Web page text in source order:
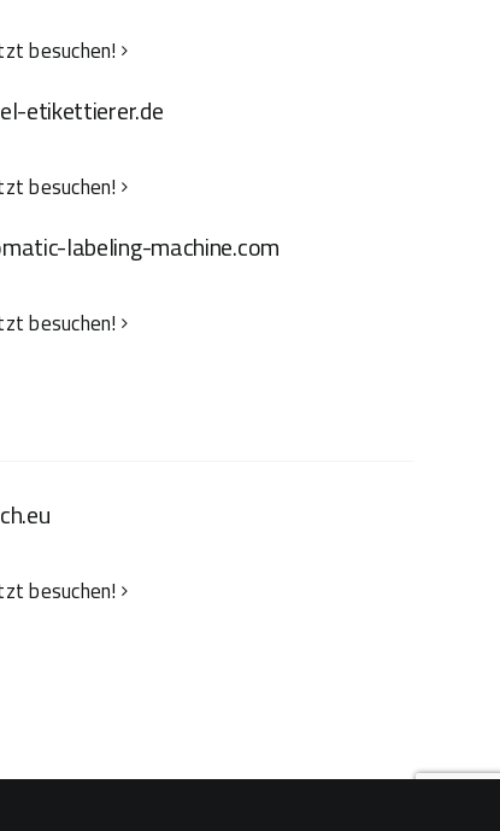
besuchen!
etikettierer.de
besuchen!
labeling-machine.com
besuchen!
besuchen!